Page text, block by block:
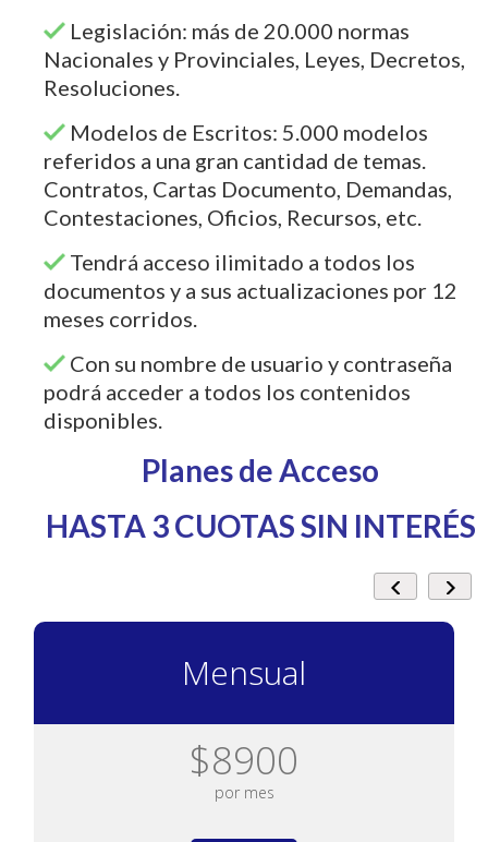
Legislación: más de 20.000 normas
Nacionales y Provinciales, Leyes, Decretos,
Resoluciones.
Modelos de Escritos: 5.000 modelos
referidos a una gran cantidad de temas.
Contratos, Cartas Documento, Demandas,
Contestaciones, Oficios, Recursos, etc.
Tendrá acceso ilimitado a todos los
documentos y a sus actualizaciones por 12
meses corridos.
Con su nombre de usuario y contraseña
podrá acceder a todos los contenidos
disponibles.
Planes de Acceso
HASTA 3 CUOTAS SIN INTERÉS
Mensual
$8900
por mes